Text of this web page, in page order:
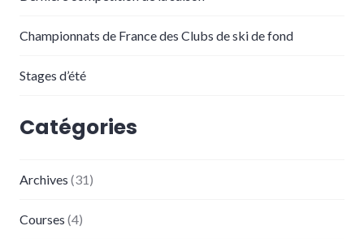
Championnats de France des Clubs de ski de fond
Stages d’été
Catégories
Archives (31)
Courses (4)